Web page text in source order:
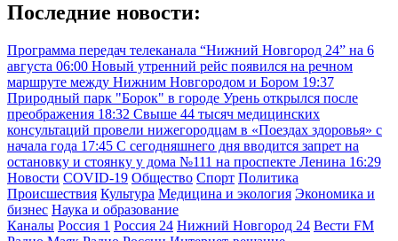
Последние новости:
Программа передач телеканала “Нижний Новгород 24” на 6
августа 06:00 Новый утренний рейс появился на речном
маршруте между Нижним Новгородом и Бором 19:37
Природный парк "Борок" в городе Урень открылся после
преображения 18:32 Свыше 44 тысяч медицинских
консультаций провели нижегородцам в «Поездах здоровья» с
начала года 17:45 С сегодняшнего дня вводится запрет на
остановку и стоянку у дома №111 на проспекте Ленина 16:29
Новости COVID-19 Общество Спорт Политика
Происшествия Культура Медицина и экология Экономика и
бизнес Наука и образование
Каналы Россия 1 Россия 24 Нижний Новгород 24 Вести FM